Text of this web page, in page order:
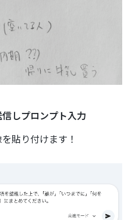
しプロンプト入力
貼り付けます！